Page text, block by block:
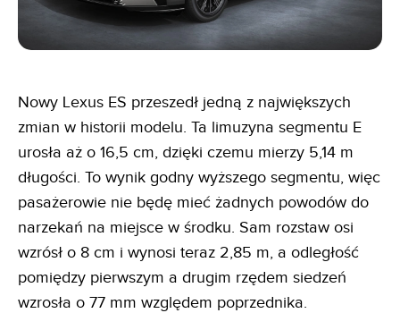
Nowy Lexus ES przeszedł jedną z największych
zmian w historii modelu. Ta limuzyna segmentu E
urosła aż o 16,5 cm, dzięki czemu mierzy 5,14 m
długości. To wynik godny wyższego segmentu, więc
pasażerowie nie będę mieć żadnych powodów do
narzekań na miejsce w środku. Sam rozstaw osi
wzrósł o 8 cm i wynosi teraz 2,85 m, a odległość
pomiędzy pierwszym a drugim rzędem siedzeń
wzrosła o 77 mm względem poprzednika.